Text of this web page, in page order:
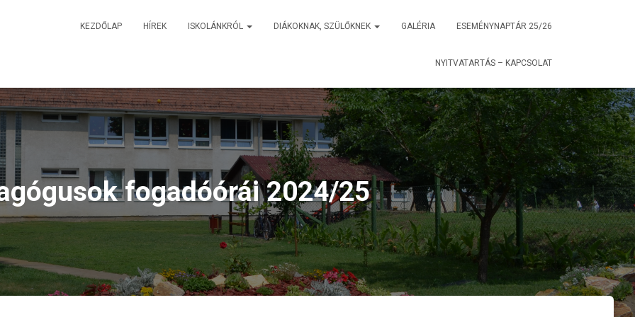
KEZDŐLAP HÍREK ISKOLÁNKRÓL DIÁKOKNAK, SZÜLŐKNEK GALÉRIA ESEMÉNYNAPTÁR 25/26
NYITVATARTÁS – KAPCSOLAT
fogadóórái 2024/25